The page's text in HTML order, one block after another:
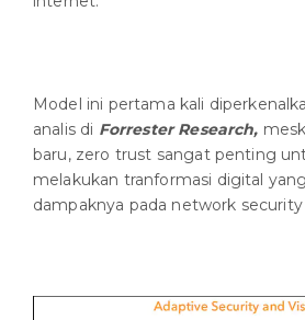
Model ini pertama kali
analis di Forrester Research,
baru, zero trust sangat penting
melakukan tranformasi digital
dampaknya pada network